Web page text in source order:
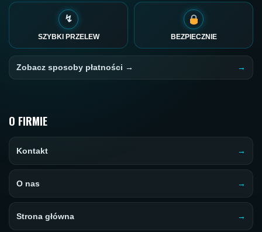
↯
SZYBKI PRZELEW BEZPIECZNIE
Zobacz sposoby płatności →
O FIRMIE
Kontakt
O nas
Strona główna